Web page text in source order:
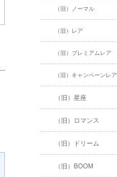
（旧）ノーマル
（旧）レア
（旧）プレミアムレア
（旧）キャンペーンレア
（旧）星座
（旧）ロマンス
（旧）ドリーム
（旧）BOOM